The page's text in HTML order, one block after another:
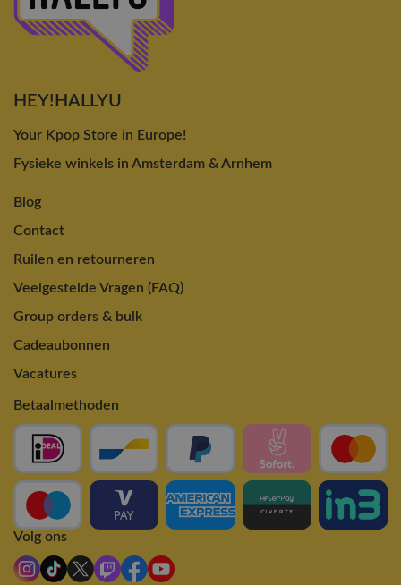
HEY!HALLYU
Your Kpop Store in Europe!
Fysieke winkels in Amsterdam & Arnhem
Blog
Contact
Ruilen en retourneren
Veelgestelde Vragen (FAQ)
Group orders & bulk
Cadeaubonnen
Vacatures
Betaalmethoden
Volg ons